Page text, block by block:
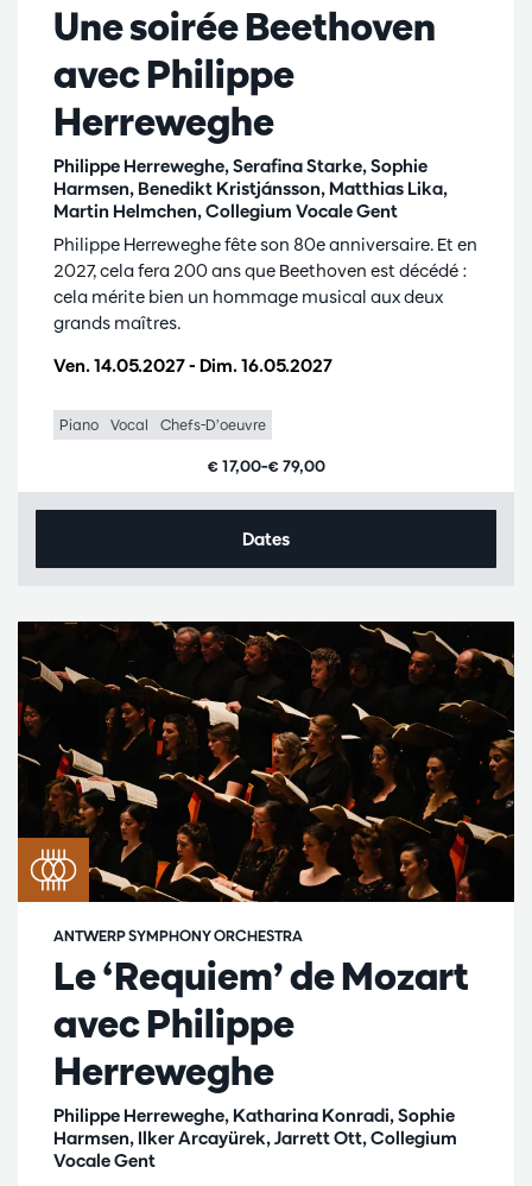
Une soirée Beethoven
avec Philippe
Herreweghe
Philippe Herreweghe, Serafina Starke, Sophie
Harmsen, Benedikt Kristjánsson, Matthias Lika,
Martin Helmchen, Collegium Vocale Gent
Ven. 14.05.2027- Dim. 16.05.2027
Philippe Herreweghe fête son 80e anniversaire. Et en
2027, cela fera 200 ans que Beethoven est décédé :
cela mérite bien un hommage musical aux deux
grands maîtres.
Piano Vocal Chefs-D’oeuvre
€ 17,00–€ 79,00
Dates
Le ‘Requiem’ de Mozart
avec Philippe
Herreweghe
Philippe Herreweghe, Katharina Konradi, Sophie
Harmsen, Ilker Arcayürek, Jarrett Ott, Collegium
Vocale Gent
ANTWERP SYMPHONY ORCHESTRA